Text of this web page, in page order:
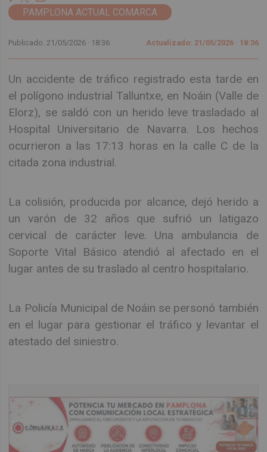
PAMPLONA ACTUAL COMARCA
Publicado: 21/05/2026 · 18:36 Actualizado: 21/05/2026 · 18:36
Un accidente de tráfico registrado esta tarde en
el polígono industrial Talluntxe, en Noáin (Valle de
Elorz), se saldó con un herido leve trasladado al
Hospital Universitario de Navarra. Los hechos
ocurrieron a las 17:13 horas en la calle C de la
citada zona industrial.
La colisión, producida por alcance, dejó herido a
un varón de 32 años que sufrió un latigazo
cervical de carácter leve. Una ambulancia de
Soporte Vital Básico atendió al afectado en el
lugar antes de su traslado al centro hospitalario.
La Policía Municipal de Noáin se personó también
en el lugar para gestionar el tráfico y levantar el
atestado del siniestro.